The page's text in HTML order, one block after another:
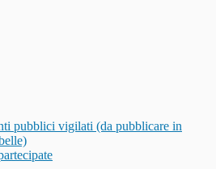
pubblici vigilati (da pubblicare in